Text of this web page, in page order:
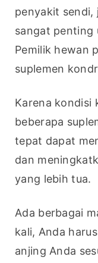
penyakit sendi,
sangat penting
Pemilik hewan
suplemen
Karena kondisi
beberapa
tepat dapat
dan
yang lebih tua.
Ada berbagai
kali, Anda
anjing Anda